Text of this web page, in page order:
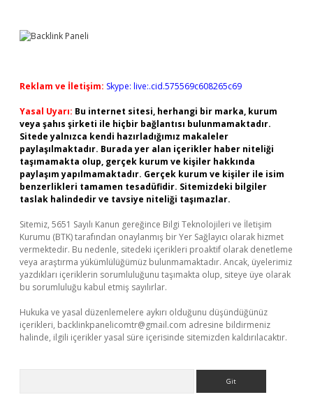
Reklam ve İletişim: Skype: live:.cid.575569c608265c69
Yasal Uyarı: Bu internet sitesi, herhangi bir marka, kurum
veya şahıs şirketi ile hiçbir bağlantısı bulunmamaktadır.
Sitede yalnızca kendi hazırladığımız makaleler
paylaşılmaktadır. Burada yer alan içerikler haber niteliği
taşımamakta olup, gerçek kurum ve kişiler hakkında
paylaşım yapılmamaktadır. Gerçek kurum ve kişiler ile isim
benzerlikleri tamamen tesadüfidir. Sitemizdeki bilgiler
taslak halindedir ve tavsiye niteliği taşımazlar.
Sitemiz, 5651 Sayılı Kanun gereğince Bilgi Teknolojileri ve İletişim
Kurumu (BTK) tarafından onaylanmış bir Yer Sağlayıcı olarak hizmet
vermektedir. Bu nedenle, sitedeki içerikleri proaktif olarak denetleme
veya araştırma yükümlülüğümüz bulunmamaktadır. Ancak, üyelerimiz
yazdıkları içeriklerin sorumluluğunu taşımakta olup, siteye üye olarak
bu sorumluluğu kabul etmiş sayılırlar.
Hukuka ve yasal düzenlemelere aykırı olduğunu düşündüğünüz
içerikleri, backlinkpanelicomtr@gmail.com adresine bildirmeniz
halinde, ilgili içerikler yasal süre içerisinde sitemizden kaldırılacaktır.